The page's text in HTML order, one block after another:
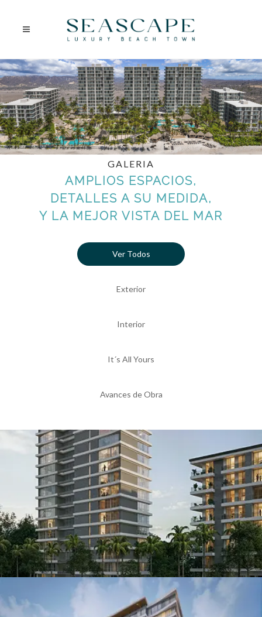
GALERIA
AMPLIOS ESPACIOS,
DETALLES A SU MEDIDA,
Y LA MEJOR VISTA DEL MAR
Ver Todos
Exterior
Interior
It´s All Yours
Avances de Obra